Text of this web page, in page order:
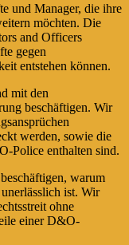
und Manager, die ihre
möchten. Die
and Officers
gegen
entstehen können.
mit den
beschäftigen. Wir
werden, sowie die
Police enthalten sind.
warum
ist. Wir
ohne
einer D&O-